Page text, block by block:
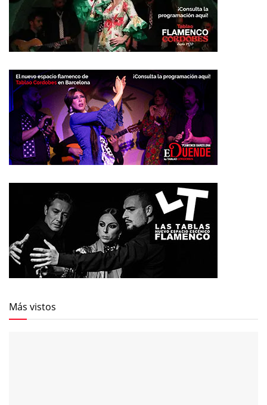
Más vistos